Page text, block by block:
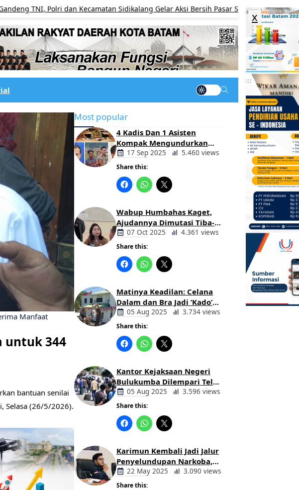
Polri dan Kecamatan Sidikalang Gelar Aksi Bersih Pasar Sambut HUT ke-68 Korem
Manfaat
untuk 344
bantuan senilai
Selasa (26/5/2026).
Most popular
4 Kadis Dan 1 Asisten
Kompak Mengundurkan
Diri, Ada Apa Pemerintahan
Oloan
17 Sep 2025 5.460 views
Share this:
Wabup Humbahas Kaget,
Ajudannya Dimutasi Tiba-
tiba Tanpa Alasan Oleh
Bupati
07 Oct 2025 4.361 views
Share this:
Matinya Keadilan: Celana
Dalam dan Bra Jadi ‘Kado’
untuk Kajari Bulukumba
05 Aug 2025 3.734 views
Share this:
Kantor Kejaksaan Negeri
Bulukumba Dilempari Telur
dan Kotoran Sapi, Keluarga
Korban Lakalantas Tuntut
Keadilan
05 Aug 2025 3.596 views
Share this:
Karimun Kembali Jadi Jalur
Penyelundupan Narkoba,
Mahasiswa Desak Pemkab
dan Aparat Bertindak Tegas
22 May 2025 3.090 views
Share this:
x